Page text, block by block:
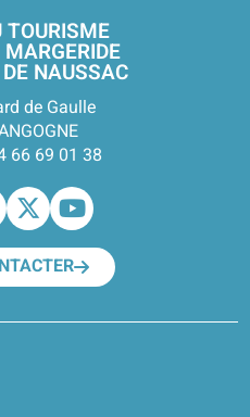
TOURISME
NAUSSAC
de Gaulle
66 69 01 38